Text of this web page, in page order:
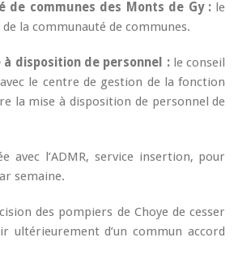
de communes des Monts de Gy : le
la communauté de communes.
disposition de personnel :le conseil
le centre de gestion de la fonction
la mise à disposition de personnel de
avec l’ADMR, service insertion, pour
semaine.
des pompiers de Choye de cesser
ultérieurement d’un commun accord